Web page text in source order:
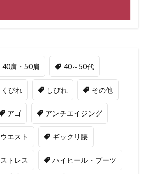
40肩・50肩 40～50代
くびれ しびれ その他
アゴ アンチエイジング
ウエスト ギックリ腰
ストレス ハイヒール・ブーツ